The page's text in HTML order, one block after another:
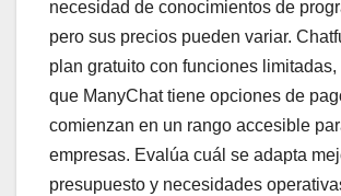
necesidad de conocimientos de
pero sus precios pueden variar.
plan gratuito con funciones limitadas,
que ManyChat tiene opciones de
comienzan en un rango accesible
empresas. Evalúa cuál se adapta
presupuesto y necesidades